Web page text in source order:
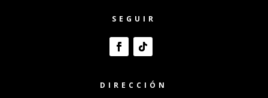
SEGUIR
DIRECCIÓN